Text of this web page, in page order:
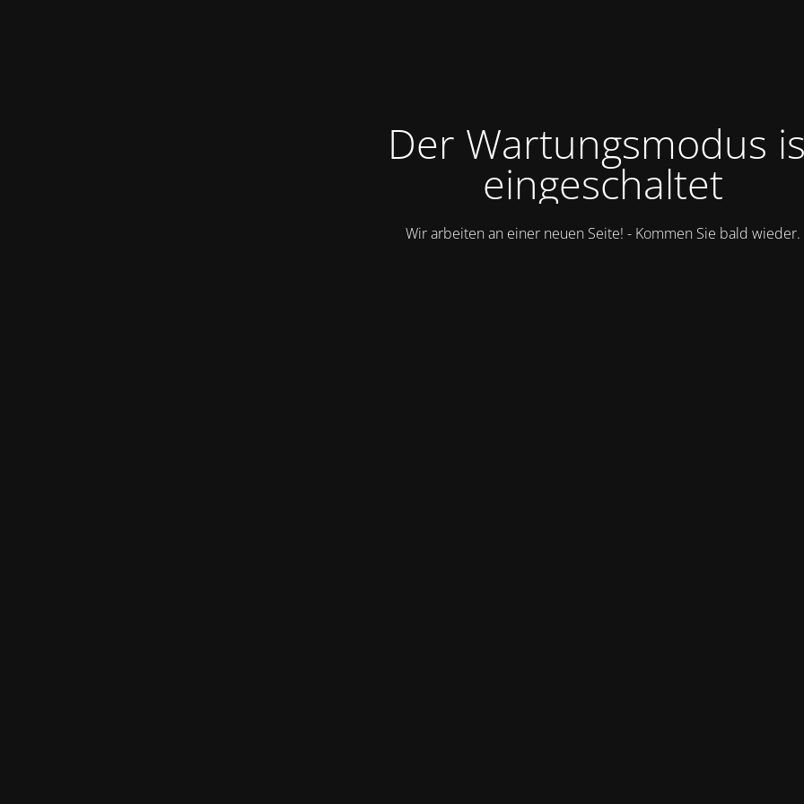
Der Wartungsmodus
eingeschaltet
Wir arbeiten an einer neuen Seite! - Kommen Sie bald wieder.